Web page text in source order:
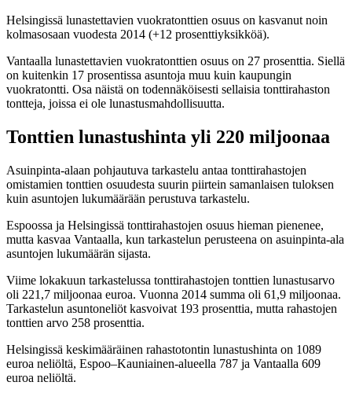
Helsingissä lunastettavien vuokratonttien osuus on kasvanut noin
kolmasosaan vuodesta 2014 (+12 prosenttiyksikköä).
Vantaalla lunastettavien vuokratonttien osuus on 27 prosenttia. Siellä
on kuitenkin 17 prosentissa asuntoja muu kuin kaupungin
vuokratontti. Osa näistä on todennäköisesti sellaisia tonttirahaston
tontteja, joissa ei ole lunastusmahdollisuutta.
Tonttien lunastushinta yli 220 miljoonaa
Asuinpinta-alaan pohjautuva tarkastelu antaa tonttirahastojen
omistamien tonttien osuudesta suurin piirtein samanlaisen tuloksen
kuin asuntojen lukumäärään perustuva tarkastelu.
Espoossa ja Helsingissä tonttirahastojen osuus hieman pienenee,
mutta kasvaa Vantaalla, kun tarkastelun perusteena on asuinpinta-ala
asuntojen lukumäärän sijasta.
Viime lokakuun tarkastelussa tonttirahastojen tonttien lunastusarvo
oli 221,7 miljoonaa euroa. Vuonna 2014 summa oli 61,9 miljoonaa.
Tarkastelun asuntoneliöt kasvoivat 193 prosenttia, mutta rahastojen
tonttien arvo 258 prosenttia.
Helsingissä keskimääräinen rahastotontin lunastushinta on 1089
euroa neliöltä, Espoo–Kauniainen-alueella 787 ja Vantaalla 609
euroa neliöltä.